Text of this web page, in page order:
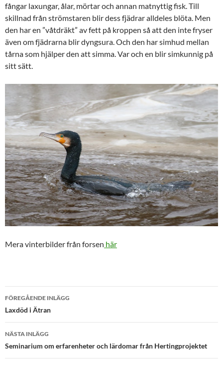
fångar laxungar, ålar, mörtar och annan matnyttig fisk. Till
skillnad från strömstaren blir dess fjädrar alldeles blöta. Men
den har en ”våtdräkt” av fett på kroppen så att den inte fryser
även om fjädrarna blir dyngsura. Och den har simhud mellan
tårna som hjälper den att simma. Var och en blir simkunnig på
sitt sätt.
Mera vinterbilder från forsen här
Inläggsnavigering
FÖREGÅENDE INLÄGG
Laxdöd i Ätran
NÄSTA INLÄGG
Seminarium om erfarenheter och lärdomar från Hertingprojektet